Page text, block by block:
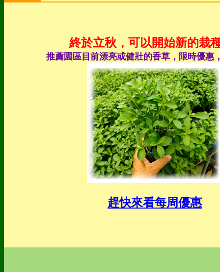
終於立秋，可以開始新的栽
推薦園區目前漂亮或健壯的香草，限時優惠
趕快來看每周優惠